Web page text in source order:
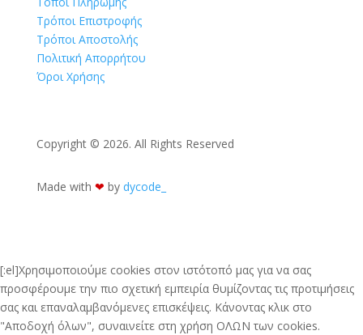
Τρόποι Επιστροφής
Τρόποι Αποστολής
Πολιτική Απορρήτου
Όροι Χρήσης
Copyright © 2026. All Rights Reserved
Made with ❤︎ by dycode_
[:el]Χρησιμοποιούμε cookies στον ιστότοπό μας για να σας
προσφέρουμε την πιο σχετική εμπειρία θυμίζοντας τις προτιμήσεις
σας και επαναλαμβανόμενες επισκέψεις. Κάνοντας κλικ στο
"Αποδοχή όλων", συναινείτε στη χρήση ΟΛΩΝ των cookies.